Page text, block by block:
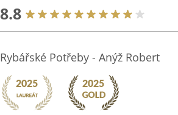
8.8
Rybářské Potřeby - Anýž Robert